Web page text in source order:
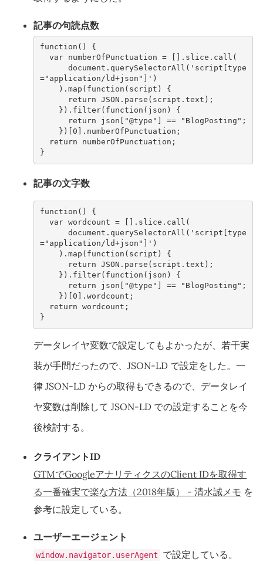
記事の句読点数
function ()
{
var
numberOfPunctuation = []. slice . call (
document . querySelectorAll ( 'script[type
="application/ld+json"]' )
). map ( function ( script )
{
return JSON . parse ( script . text );
}). filter( function ( json )
{
return
json "@type" == "BlogPosting" ;
})[ 0 ]. numberOfPunctuation ;
return
numberOfPunctuation ;
}
記事の文字数
function ()
{
var wordcount = []. slice . call (
document . querySelectorAll ( 'script[type
="application/ld+json"]' )
). map ( function ( script )
{
return JSON . parse ( script . text );
}). filter( function ( json )
{
return
json "@type" == "BlogPosting" ;
})[ 0 ]. wordcount ;
return wordcount ;
}
データレイヤ変数で設定してもよかったが、若干実
装が手間だったので、JSON-LD で設定をした。一
律 JSON-LD からの取得もできるので、データレイ
ヤ変数は削除して JSON-LD での設定することを今
後検討する。
クライアントID
GTMでGoogleアナリティクスのClient IDを取得す
る一番確実で楽な方法（2018年版） - 清水誠メモ を
参考に設定している。
ユーザーエージェント
window.navigator.userAgent で設定している。